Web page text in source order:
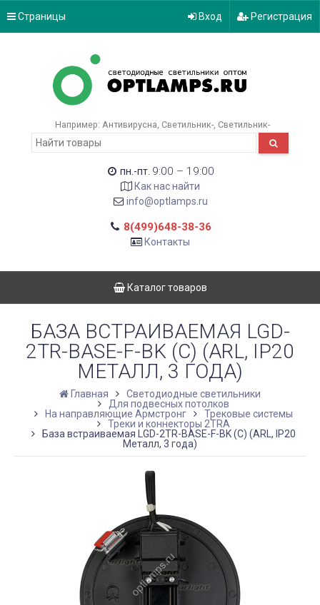
Страницы Вход Регистрация
Например: Антивирусна Светильник- Светильник-
пн.-пт. 9:00 – 19:00
Как нас найти
info@optlamps.ru
8(499)648-38-36
Контакты
Каталог товаров
БАЗА ВСТРАИВАЕМАЯ LGD-
2TR-BASE-F-BK (C) (ARL, IP20
МЕТАЛЛ, 3 ГОДА)
Главная
Светодиодные светильники
Для подвесных потолков
На направляющие Армстронг
Трековые системы
Треки и коннекторы 2TRA
База встраиваемая LGD-2TR-BASE-F-BK (C) (ARL, IP20
Металл, 3 года)